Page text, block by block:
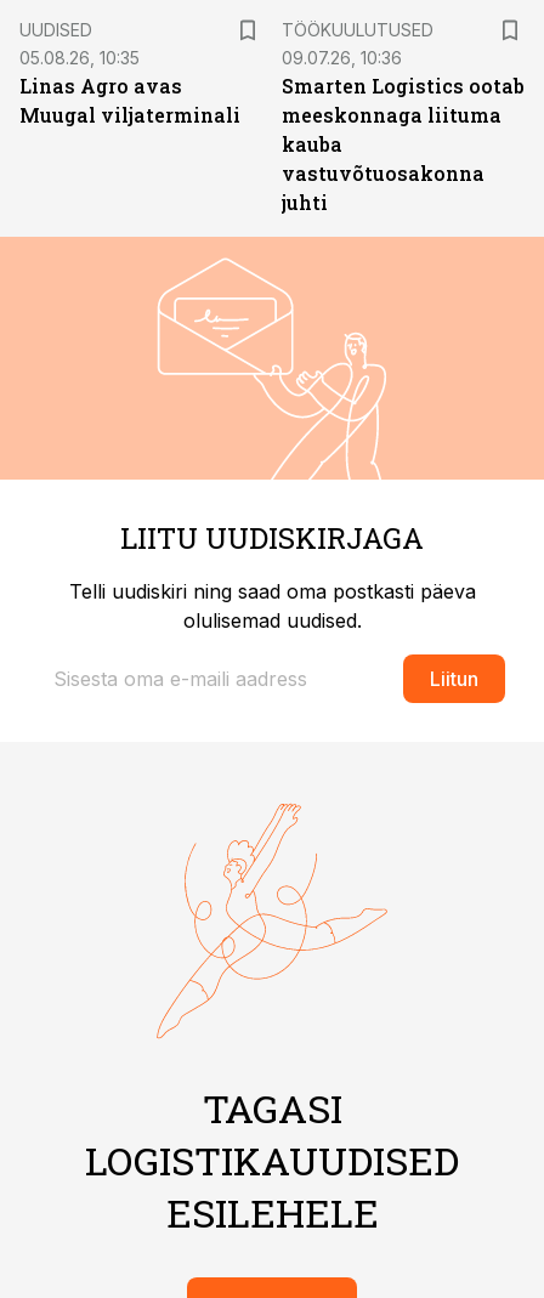
UUDISED
05.08.26, 10:35
Linas Agro avas
Muugal viljaterminali
TÖÖKUULUTUSED
09.07.26, 10:36
Smarten Logistics ootab
meeskonnaga liituma
kauba
vastuvõtuosakonna
juhti
LIITU UUDISKIRJAGA
Telli uudiskiri ning saad oma postkasti päeva
olulisemad uudised.
Liitun
TAGASI
LOGISTIKAUUDISED
ESILEHELE